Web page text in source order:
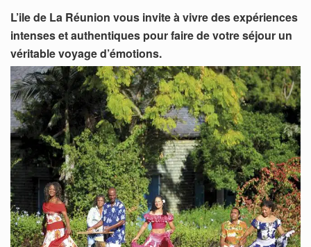
L’ile de La Réunion vous invite à vivre des expériences
intenses et authentiques pour faire de votre séjour un
véritable voyage d’émotions.